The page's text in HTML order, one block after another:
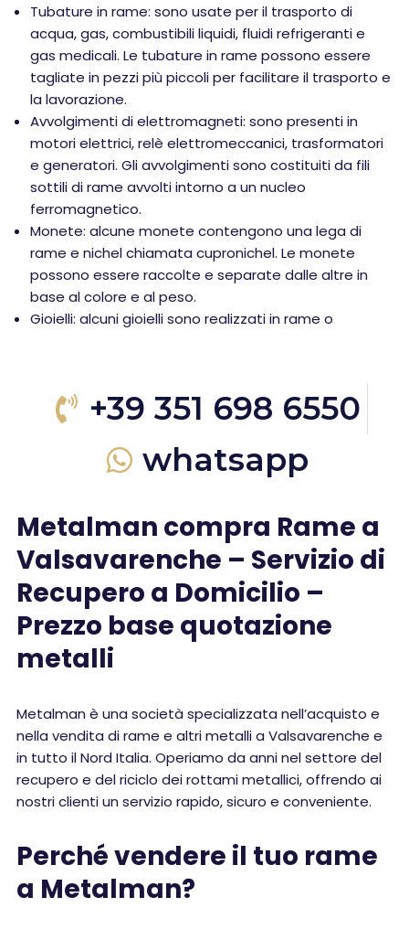
Tubature in rame: sono usate per il trasporto di
acqua, gas, combustibili liquidi, fluidi refrigeranti e
gas medicali. Le tubature in rame possono essere
tagliate in pezzi più piccoli per facilitare il trasporto e
la lavorazione.
Avvolgimenti di elettromagneti: sono presenti in
motori elettrici, relè elettromeccanici, trasformatori
e generatori. Gli avvolgimenti sono costituiti da fili
sottili di rame avvolti intorno a un nucleo
ferromagnetico.
Monete: alcune monete contengono una lega di
rame e nichel chiamata cupronichel. Le monete
possono essere raccolte e separate dalle altre in
base al colore e al peso.
Gioielli: alcuni gioielli sono realizzati in rame o
+39 351 698 6550
whatsapp
Metalman compra Rame a
Valsavarenche – Servizio di
Recupero a Domicilio –
Prezzo base quotazione
metalli
Metalman è una società specializzata nell’acquisto e
nella vendita di rame e altri metalli a Valsavarenche e
in tutto il Nord Italia. Operiamo da anni nel settore del
recupero e del riciclo dei rottami metallici, offrendo ai
nostri clienti un servizio rapido, sicuro e conveniente.
Perché vendere il tuo rame
a Metalman?